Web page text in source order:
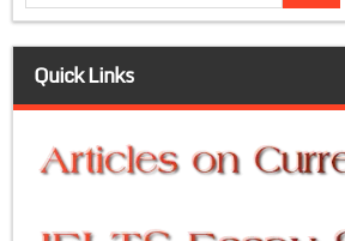
Quick Links